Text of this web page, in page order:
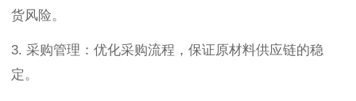
货风险。
3. 采购管理：优化采购流程，保证原材料供应链的稳
定。